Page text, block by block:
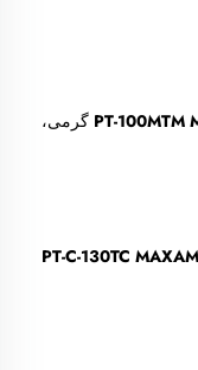
پاستا دندان PT-100MTM MAXAM، ۱۰۰ گرمی،